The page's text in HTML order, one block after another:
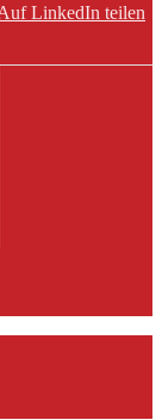
LinkedIn teilen